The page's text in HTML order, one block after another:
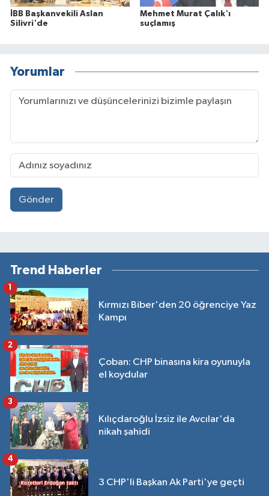
İBB Başkanvekili Aslan
Silivri'de
Mehmet Murat Çalık'ı
suçlamış
Yorumlar
Gönder
Trend Haberler
Kırmızı Biber'den 20 öğrenciye Yaz
Kampı
1
Çoban: CHP binasına kira oyunuyla
el koydular
2
Kılıçdaroğlu İzsiz ile Avcılar'da
nikah şahidi
3
3 CHP'li Başkan Ak Parti'ye geçti
4